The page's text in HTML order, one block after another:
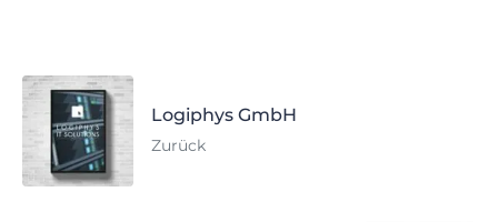
Logiphys GmbH
Zurück